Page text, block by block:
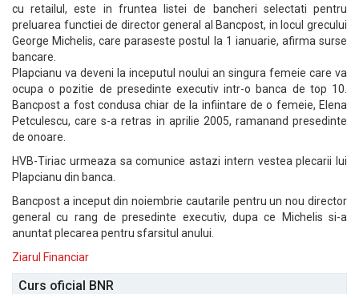
cu retailul, este in fruntea listei de bancheri selectati pentru
preluarea functiei de director general al Bancpost, in locul grecului
George Michelis, care paraseste postul la 1 ianuarie, afirma surse
bancare.
Plapcianu va deveni la inceputul noului an singura femeie care va
ocupa o pozitie de presedinte executiv intr-o banca de top 10.
Bancpost a fost condusa chiar de la infiintare de o femeie, Elena
Petculescu, care s-a retras in aprilie 2005, ramanand presedinte
de onoare.
HVB-Tiriac urmeaza sa comunice astazi intern vestea plecarii lui
Plapcianu din banca.
Bancpost a inceput din noiembrie cautarile pentru un nou director
general cu rang de presedinte executiv, dupa ce Michelis si-a
anuntat plecarea pentru sfarsitul anului.
Ziarul Financiar
Curs oficial BNR